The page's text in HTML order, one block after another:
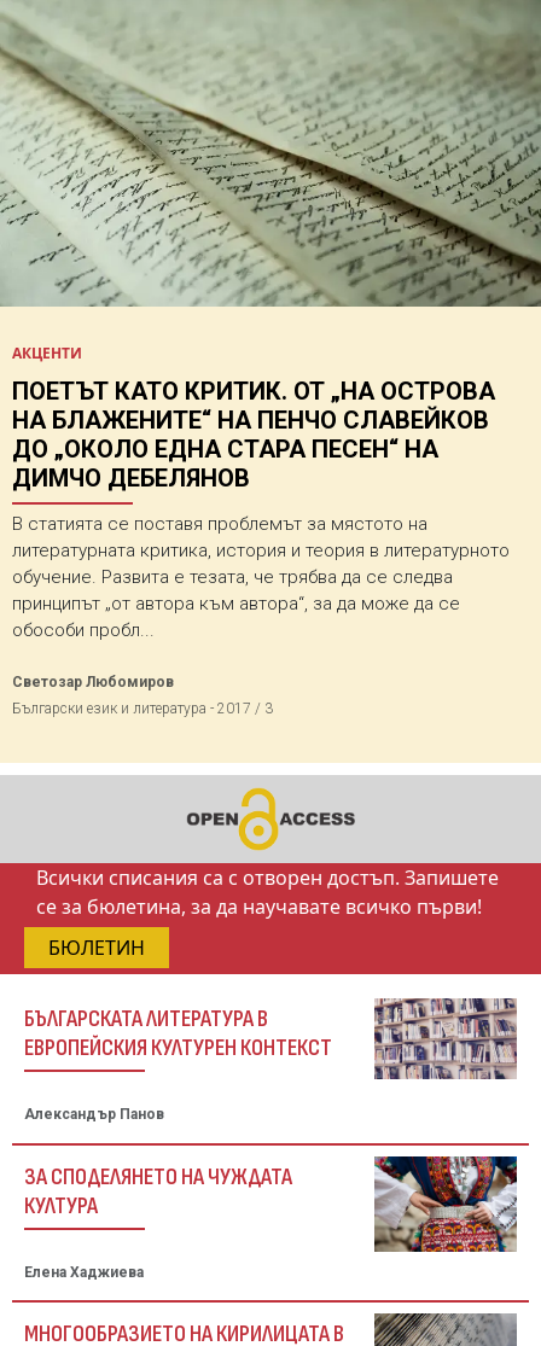
АКЦЕНТИ
ПОЕТЪТ КАТО КРИТИК. ОТ „НА ОСТРОВА
НА БЛАЖЕНИТЕ“ НА ПЕНЧО СЛАВЕЙКОВ
ДО „ОКОЛО ЕДНА СТАРА ПЕСЕН“ НА
ДИМЧО ДЕБЕЛЯНОВ
В статията се поставя проблемът за мястото на
литературната критика, история и теория в литературното
обучение. Развита е тезата, че трябва да се следва
принципът „от автора към автора“, за да може да се
обособи пробл...
Светозар Любомиров
Български език и литература - 2017 / 3
Всички списания са с отворен достъп. Запишете
се за бюлетина, за да научавате всичко първи!
БЮЛЕТИН
БЪЛГАРСКАТА ЛИТЕРАТУРА В
ЕВРОПЕЙСКИЯ КУЛТУРЕН КОНТЕКСТ
Александър Панов
ЗА СПОДЕЛЯНЕТО НА ЧУЖДАТА
КУЛТУРА
Елена Хаджиева
МНОГООБРАЗИЕТО НА КИРИЛИЦАТА В